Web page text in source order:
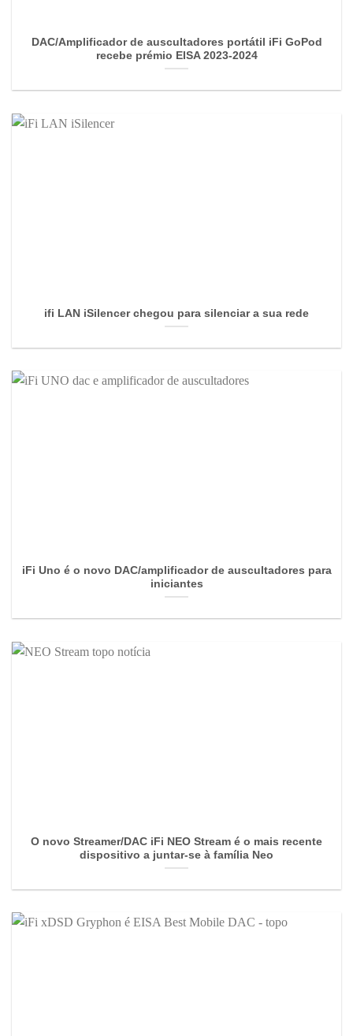
DAC/Amplificador de auscultadores portátil iFi GoPod
recebe prémio EISA 2023-2024
ifi LAN iSilencer chegou para silenciar a sua rede
iFi Uno é o novo DAC/amplificador de auscultadores para
iniciantes
O novo Streamer/DAC iFi NEO Stream é o mais recente
dispositivo a juntar-se à família Neo